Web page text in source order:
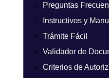
Preguntas
Instructivos y
Trámite Fácil
Validador de
Criterios de